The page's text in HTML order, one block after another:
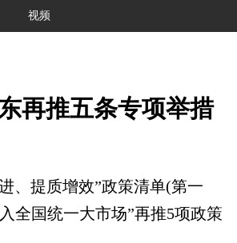
视频
再推五条专项举措
提质增效”政策清单(第一
全国统一大市场”再推5项政策